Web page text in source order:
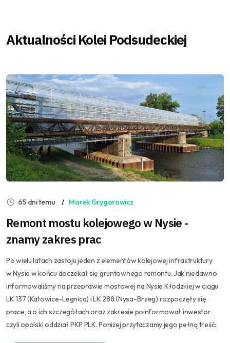
Aktualności Kolei Podsudeckiej
65 dni temu Marek Grygorowicz
Remont mostu kolejowego w Nysie -
znamy zakres prac
Po wielu latach zastoju jeden z elementów kolejowej infrastruktury
w Nysie w końcu doczekał się gruntownego remontu. Jak niedawno
informowaliśmy na przeprawie mostowej na Nysie Kłodzkiej w ciągu
LK 137 (Katowice-Legnica) i LK 288 (Nysa-Brzeg) rozpoczęły się
prace, a o ich szczegółach oraz zakresie poinformował inwestor
czyli opolski oddział PKP PLK. Poniżej przytaczamy jego pełną treść: